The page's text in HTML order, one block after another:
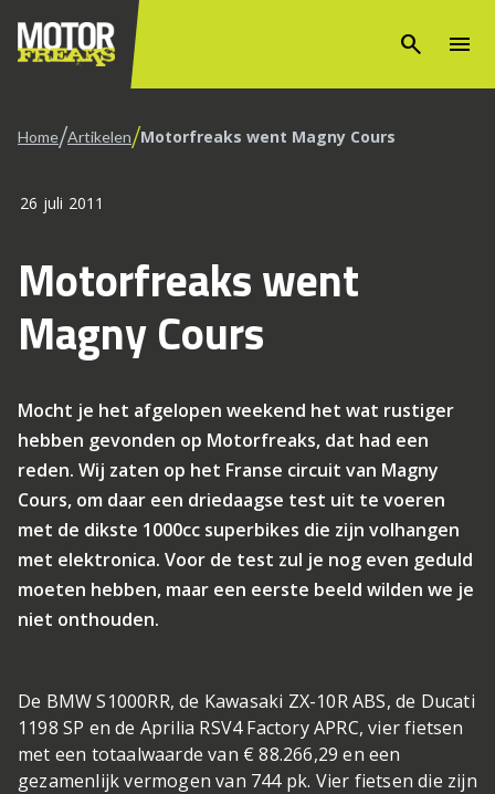
search menu
Home/Artikelen/Motorfreaks went Magny Cours
26 juli 2011
Motorfreaks went
Magny Cours
Mocht je het afgelopen weekend het wat rustiger
hebben gevonden op Motorfreaks, dat had een
reden. Wij zaten op het Franse circuit van Magny
Cours, om daar een driedaagse test uit te voeren
met de dikste 1000cc superbikes die zijn volhangen
met elektronica. Voor de test zul je nog even geduld
moeten hebben, maar een eerste beeld wilden we je
niet onthouden.
De BMW S1000RR, de Kawasaki ZX-10R ABS, de Ducati
1198 SP en de Aprilia RSV4 Factory APRC, vier fietsen
met een totaalwaarde van € 88.266,29 en een
gezamenlijk vermogen van 744 pk. Vier fietsen die zijn